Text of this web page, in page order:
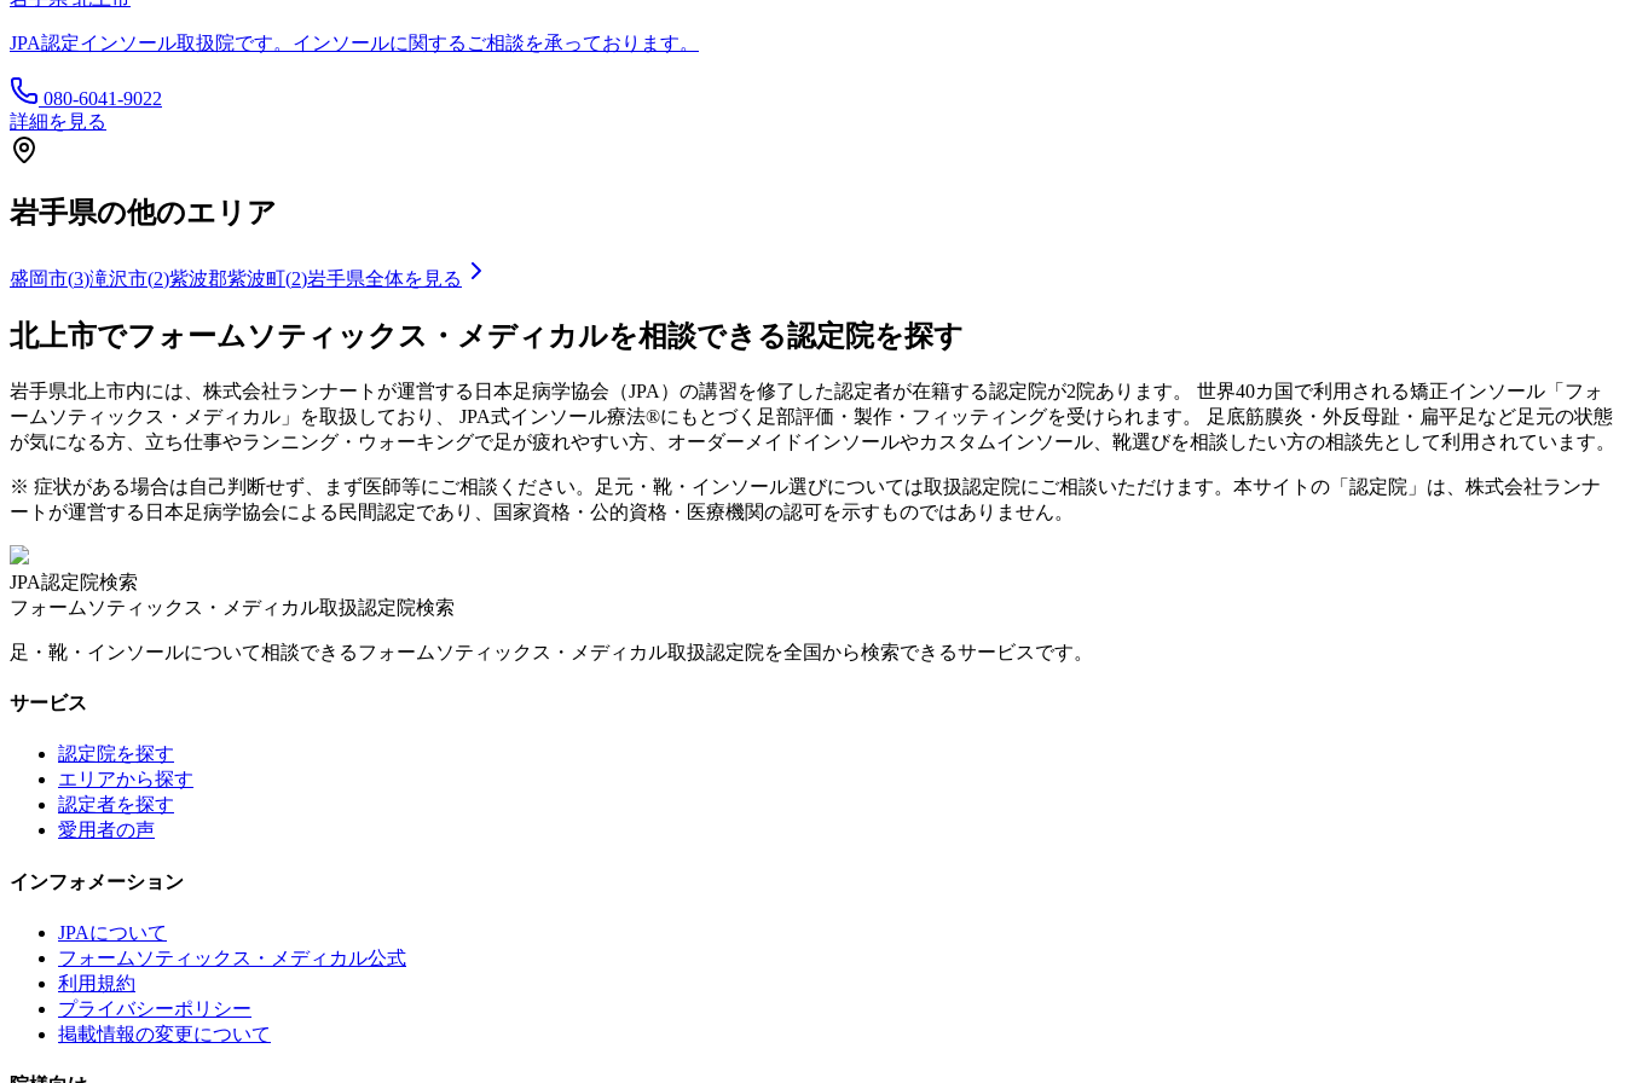
JPA認定インソール取扱院です。インソールに関するご相談を承っております。
080-6041-9022
詳細を見る
岩手県の他のエリア
盛岡市(3)滝沢市(2)紫波郡紫波町(2)岩手県全体を見る
北上市でフォームソティックス・メディカルを相談できる認定院を探す
岩手県北上市内には、株式会社ランナートが運営する日本足病学協会（JPA）の講習を修了した認定者が在籍する認定院が2院あります。 世界40カ国で利用される矯正インソール「フォ
ームソティックス・メディカル」を取扱しており、 JPA式インソール療法®にもとづく足部評価・製作・フィッティングを受けられます。 足底筋膜炎・外反母趾・扁平足など足元の状態
が気になる方、立ち仕事やランニング・ウォーキングで足が疲れやすい方、オーダーメイドインソールやカスタムインソール、靴選びを相談したい方の相談先として利用されています。
※ 症状がある場合は自己判断せず、まず医師等にご相談ください。足元・靴・インソール選びについては取扱認定院にご相談いただけます。本サイトの「認定院」は、株式会社ランナ
ートが運営する日本足病学協会による民間認定であり、国家資格・公的資格・医療機関の認可を示すものではありません。
JPA認定院検索
フォームソティックス・メディカル取扱認定院検索
足・靴・インソールについて相談できるフォームソティックス・メディカル取扱認定院を全国から検索できるサービスです。
サービス
認定院を探す
エリアから探す
認定者を探す
愛用者の声
インフォメーション
JPAについて
フォームソティックス・メディカル公式
利用規約
プライバシーポリシー
掲載情報の変更について